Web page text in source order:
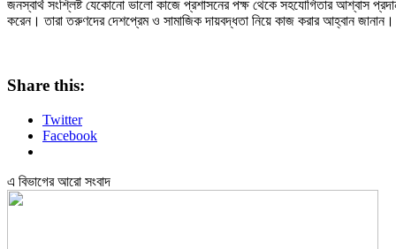
জনস্বার্থ সংশ্লিষ্ট যেকোনো ভালো কাজে প্রশাসনের পক্ষ থেকে সহযোগিতার আশ্বাস
করেন। তারা তরুণদের দেশপ্রেম ও সামাজিক দায়বদ্ধতা নিয়ে কাজ করার আহ্বান জানান।
Share this:
Twitter
Facebook
এ বিভাগের আরো সংবাদ